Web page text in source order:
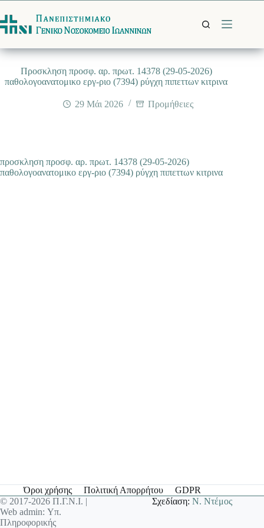
στο
περιεχόμενο
Προσκληση προσφ. αρ. πρωτ. 14378 (29-05-2026)
παθολογοανατομικο εργ-ριο (7394) ρύγχη πιπεττων κιτρινα
29 Μάι 2026 Προμήθειες
προσκληση προσφ. αρ. πρωτ. 14378 (29-05-2026)
παθολογοανατομικο εργ-ριο (7394) ρύγχη πιπεττων κιτρινα
Όροι χρήσης Πολιτική Απορρήτου
GDPR
© 2017-2026 Π.Γ.Ν.Ι. |
Web admin: Υπ.
Πληροφορικής
Σχεδίαση:Ν. Ντέμος